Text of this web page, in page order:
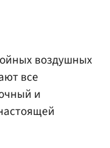
воздушных
все
и